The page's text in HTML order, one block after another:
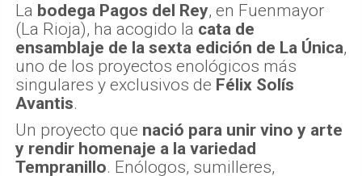
La bodega Pagos del Rey, en Fuenmayor
(La Rioja), ha acogido la cata de
ensamblaje de la sexta edición de La Única,
uno de los proyectos enológicos más
singulares y exclusivos de Félix Solís
Avantis.
Un proyecto que nació para unir vino y arte
y rendir homenaje a la variedad
Tempranillo. Enólogos, sumilleres,